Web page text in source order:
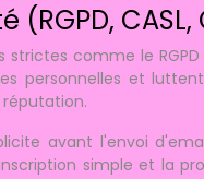
CASL,
comme le RGPD
personnelles et
avant l'envoi
simple et la